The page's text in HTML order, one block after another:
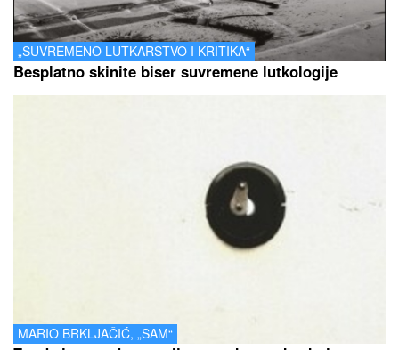
„SUVREMENO LUTKARSTVO I KRITIKA“
Besplatno skinite biser suvremene lutkologije
MARIO BRKLJAČIĆ, „SAM“